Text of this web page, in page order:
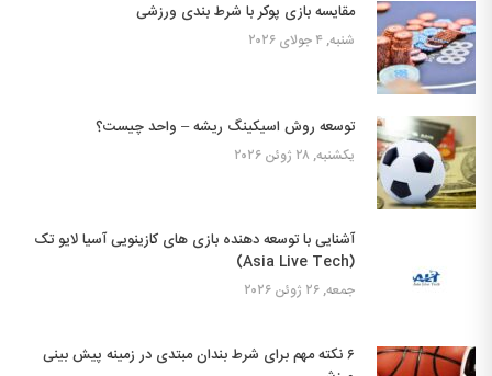
مقایسه بازی پوکر با شرط بندی ورزشی
شنبه, ۴ جولای ۲۰۲۶
توسعه روش اسیکینگ ریشه – واحد چیست؟
یکشنبه, ۲۸ ژوئن ۲۰۲۶
آشنایی با توسعه دهنده بازی های کازینویی آسیا لایو تک
(Asia Live Tech)
جمعه, ۲۶ ژوئن ۲۰۲۶
۶ نکته مهم برای شرط بندان مبتدی در زمینه پیش بینی